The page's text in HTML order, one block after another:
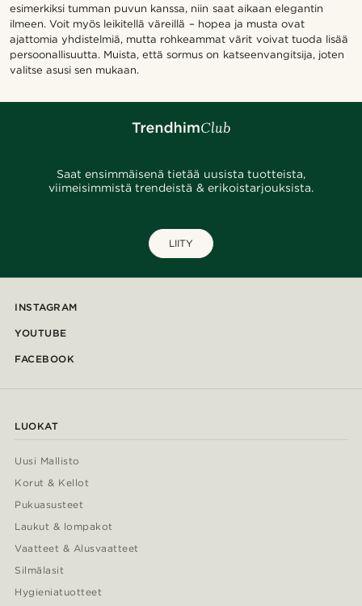
esimerkiksi tumman puvun kanssa, niin saat aikaan elegantin
ilmeen. Voit myös leikitellä väreillä – hopea ja musta ovat
ajattomia yhdistelmiä, mutta rohkeammat värit voivat tuoda lisää
persoonallisuutta. Muista, että sormus on katseenvangitsija, joten
valitse asusi sen mukaan.
Saat ensimmäisenä tietää uusista tuotteista,
viimeisimmistä trendeistä & erikoistarjouksista.
LIITY
INSTAGRAM
YOUTUBE
FACEBOOK
LUOKAT
Uusi Mallisto
Korut & Kellot
Pukuasusteet
Laukut & lompakot
Vaatteet & Alusvaatteet
Silmälasit
Hygieniatuotteet